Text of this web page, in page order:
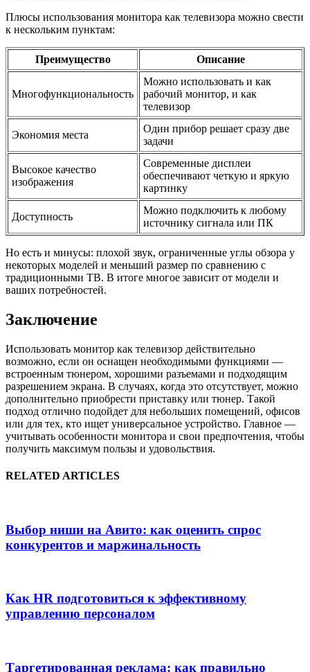
Плюсы использования монитора как телевизора можно свести
к нескольким пунктам:
Преимущество Описание
Многофункциональность
Можно использовать и как
рабочий монитор, и как
телевизор
Экономия места
Один прибор решает сразу две
задачи
Высокое качество
изображения
Современные дисплеи
обеспечивают четкую и яркую
картинку
Доступность
Можно подключить к любому
источнику сигнала или ПК
Но есть и минусы: плохой звук, ограниченные углы обзора у
некоторых моделей и меньший размер по сравнению с
традиционными ТВ. В итоге многое зависит от модели и
ваших потребностей.
Заключение
Использовать монитор как телевизор действительно
возможно, если он оснащен необходимыми функциями —
встроенным тюнером, хорошими разъемами и подходящим
разрешением экрана. В случаях, когда это отсутствует, можно
дополнительно приобрести приставку или тюнер. Такой
подход отлично подойдет для небольших помещений, офисов
или для тех, кто ищет универсальное устройство. Главное —
учитывать особенности монитора и свои предпочтения, чтобы
получить максимум пользы и удовольствия.
RELATED ARTICLES
Выбор ниши на Авито: как оценить спрос
конкурентов и маржинальность
Как HR подготовиться к эффективному
управлению персоналом
Таргетированная реклама: как правильно